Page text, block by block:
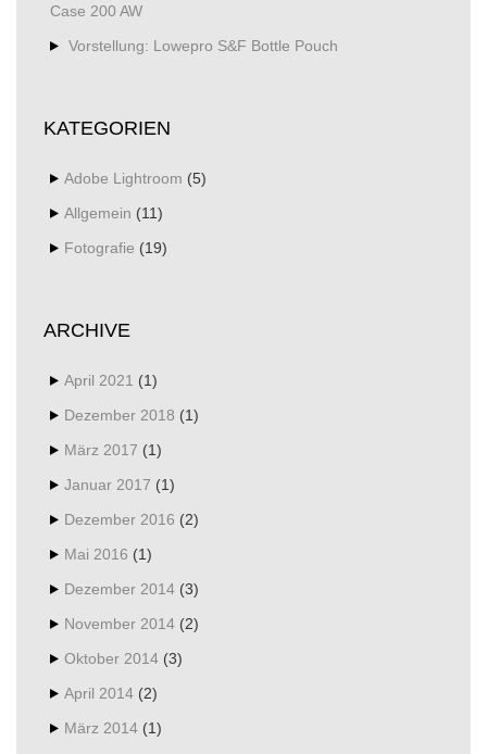
Case 200 AW
Vorstellung: Lowepro S&F Bottle Pouch
KATEGORIEN
Adobe Lightroom (5)
Allgemein (11)
Fotografie (19)
ARCHIVE
April 2021 (1)
Dezember 2018 (1)
März 2017 (1)
Januar 2017 (1)
Dezember 2016 (2)
Mai 2016 (1)
Dezember 2014 (3)
November 2014 (2)
Oktober 2014 (3)
April 2014 (2)
März 2014 (1)